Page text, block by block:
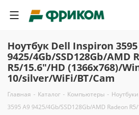
Ноутбук Dell Inspiron
9425/4Gb/SSD128Gb/AMD
R5/15.6"/HD (1366x768)/
10/silver/WiFi/BT/Cam
Главная - Каталог - Компьютеры - Ноутбуки
3595 A9 9425/4Gb/SSD128Gb/AMD Radeon